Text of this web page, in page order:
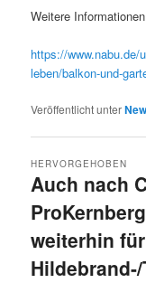
Weitere
https://www.nabu.de/
leben/balkon-und-
Veröffentlicht unter
Auch nach
weiterhin
HERVORGEHOBEN